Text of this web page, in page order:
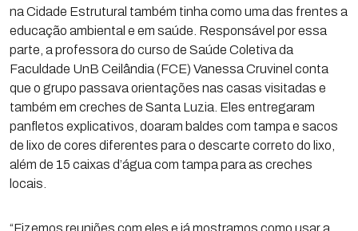
na Cidade Estrutural também tinha como uma das frentes a
educação ambiental e em saúde. Responsável por essa
parte, a professora do curso de Saúde Coletiva da
Faculdade UnB Ceilândia (FCE) Vanessa Cruvinel conta
que o grupo passava orientações nas casas visitadas e
também em creches de Santa Luzia. Eles entregaram
panfletos explicativos, doaram baldes com tampa e sacos
de lixo de cores diferentes para o descarte correto do lixo,
além de 15 caixas d’água com tampa para as creches
locais.
“Fizemos reuniões com eles e já mostramos como usar a